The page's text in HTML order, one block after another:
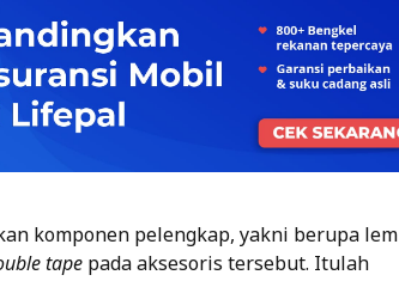
komponen pelengkap, yakni berupa lem
tape pada aksesoris tersebut. Itulah